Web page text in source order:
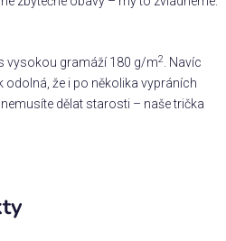
vysokou gramáží 180 g/m2. Navíc
odolná, že i po několika vypráních
dělat starosti – naše trička